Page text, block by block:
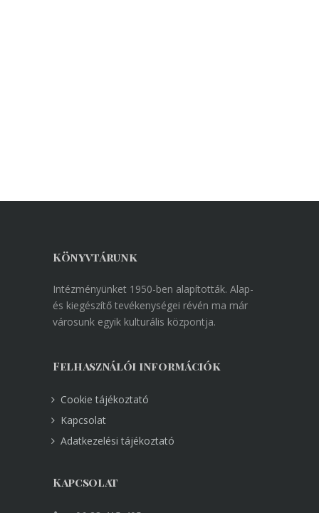
Könyvtárunk
Intézményünket 1950-ben alapították. Alap-
és kiegészítő tevékenységei révén ma már
városunk egyik kulturális központja.
Felhasználói információk
Cookie tájékoztató
Kapcsolat
Adatkezelési tájékoztató
Kapcsolat